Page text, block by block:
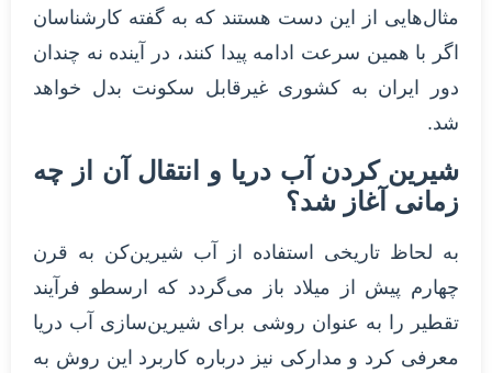
مثال‌هایی از این دست هستند که به گفته کارشناسان
اگر با همین سرعت ادامه پیدا کنند، در آینده نه چندان
دور ایران به کشوری غیرقابل سکونت بدل خواهد
شد.
شیرین کردن آب دریا و انتقال آن از چه
زمانی آغاز شد؟
به لحاظ تاریخی استفاده از آب شیرین‌کن به قرن
چهارم پیش از میلاد باز می‌گردد که ارسطو فرآیند
تقطیر را به عنوان روشی برای شیرین‌سازی آب دریا
معرفی کرد و مدارکی نیز درباره‌ کاربرد این روش به